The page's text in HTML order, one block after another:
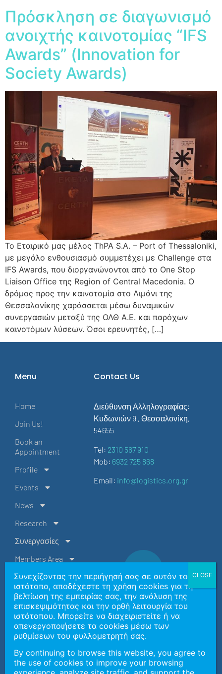
Πρόσκληση σε διαγωνισμό
ανοιχτής καινοτομίας “IFS
Awards” (Ιnnovation for
Society Awards)
Το Εταιρικό μας μέλος ThPA S.A. – Port of Thessaloniki,
με μεγάλο ενθουσιασμό συμμετέχει με Challenge στα
IFS Awards, που διοργανώνονται από το One Stop
Liaison Office της Region of Central Macedonia. Ο
δρόμος προς την καινοτομία στο Λιμάνι της
Θεσσαλονίκης χαράσσεται μέσω δυναμικών
συνεργασιών μεταξύ της ΟΛΘ Α.Ε. και παρόχων
καινοτόμων λύσεων. Όσοι ερευνητές, […]
Menu
Home
Join Us!
Book an
Appointment
Profile
Events
News
Research
Συνεργασίες
Members Area
Contact Us
EL
Contact Us
Διεύθυνση Αλληλογραφίας:
Κυδωνιών 9 , Θεσσαλονίκη,
54655
Tel: 2310 567 910
Mob: 6932 725 868
Email: info@logistics.org.gr
Copyright 2026 | Ελληνική Εταιρεία Logistics Βορείου
Ελλάδος
General Data Protection Policy
Συνεχίζοντας την περιήγησή σας σε αυτόν τον
ιστότοπο, αποδέχεστε τη χρήση cookies για τη
βελτίωση της εμπειρίας σας, την ανάλυση της
επισκεψιμότητας και την ορθή λειτουργία του
ιστότοπου. Μπορείτε να διαχειριστείτε ή να
απενεργοποιήσετε τα cookies μέσω των
ρυθμίσεων του φυλλομετρητή σας.
By continuing to browse this website, you agree to
the use of cookies to improve your browsing